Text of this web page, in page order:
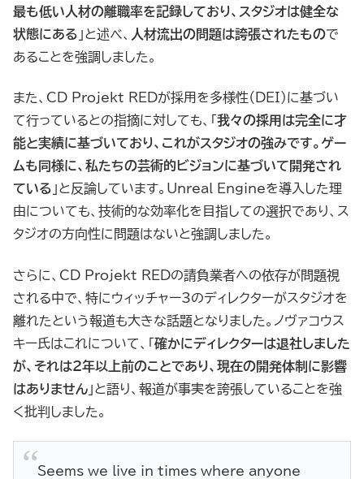
最も低い人材の離職率を記録しており、スタジオは健全な
状態にある 」と述べ、 人材流出の問題は誇張されたもので
あることを強調しました。
また、CD Projekt REDが採用を多様性（DEI）に基づい
て行っているとの指摘に対しても、「 我々の採用は完全に才
能と実績に基づいており、これがスタジオの強みです。ゲー
ムも同様に、私たちの芸術的ビジョンに基づいて開発され
ている 」と反論しています。Unreal Engineを導入した理
由についても、技術的な効率化を目指しての選択であり、ス
タジオの方向性に問題はないと強調しました。
さらに、CD Projekt REDの請負業者への依存が問題視
される中で、特にウィッチャー3のディレクターがスタジオを
離れたという報道も大きな話題となりました。ノヴァコウス
キー氏はこれについて、「 確かにディレクターは退社しました
が、それは2年以上前のことであり、現在の開発体制に影響
はありません 」と語り、報道が事実を誇張していることを強
く批判しました。
Seems we live in times where anyone